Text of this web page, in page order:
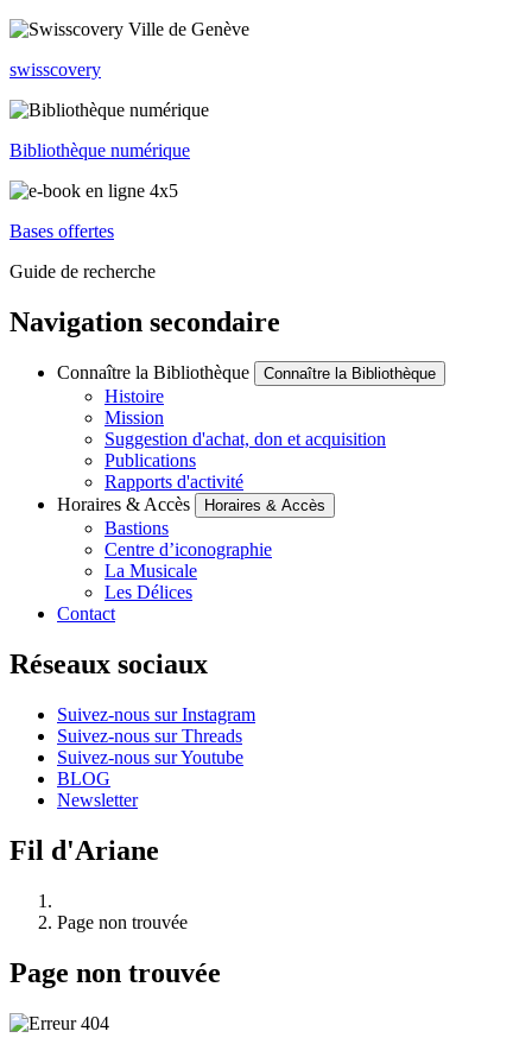
swisscovery
Bibliothèque numérique
Bases offertes
Guide de recherche
Navigation secondaire
Connaître la Bibliothèque Connaître la Bibliothèque
Histoire
Mission
Suggestion d'achat, don et acquisition
Publications
Rapports d'activité
Horaires & Accès
Horaires & Accès
Bastions
Centre d’iconographie
La Musicale
Les Délices
Contact
Réseaux sociaux
Suivez-nous sur Instagram
Suivez-nous sur Threads
Suivez-nous sur Youtube
BLOG
Newsletter
Fil d'Ariane
Page non trouvée
Page non trouvée